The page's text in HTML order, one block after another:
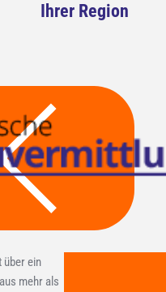
Ihrer Region
über ein
mehr als